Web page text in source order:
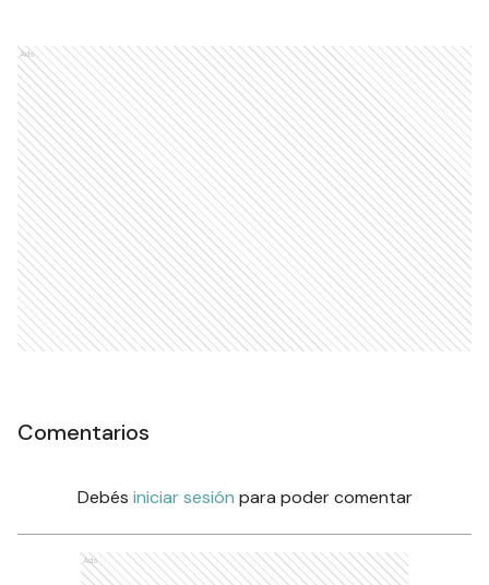
Ads
Comentarios
Debés iniciar sesión para poder comentar
Ads